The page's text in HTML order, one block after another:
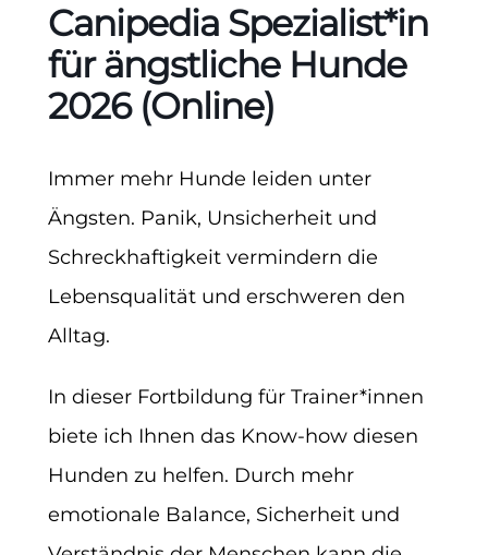
Canipedia Spezialist*in
für ängstliche Hunde
2026 (Online)
Immer mehr Hunde leiden unter
Ängsten. Panik, Unsicherheit und
Schreckhaftigkeit vermindern die
Lebensqualität und erschweren den
Alltag.
In dieser Fortbildung für Trainer*innen
biete ich Ihnen das Know-how diesen
Hunden zu helfen. Durch mehr
emotionale Balance, Sicherheit und